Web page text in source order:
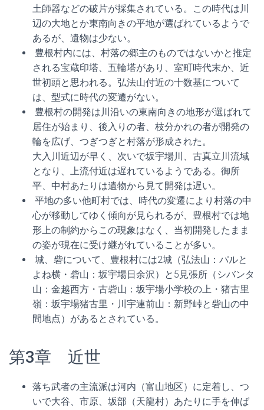
土師器などの破片が採集されている。この時代は川
辺の大地とか東南向きの平地が選ばれているようで
あるが、遺物は少ない。
豊根村内には、村落の郷主のものではないかと推定
される宝蔵印塔、五輪塔があり、室町時代末か、近
世初頭と思われる。弘法山付近の十数基について
は、型式に時代の変遷がない。
豊根村の開発は川沿いの東南向きの地形が選ばれて
居住が始まり、後入りの者、枝分かれの者が開発の
輪を広げ、つぎつぎと村落が形成された。
大入川近辺が早く、次いで坂宇場川、古真立川流域
となり、上流付近は遅れているようである。御所
平、中村あたりは遺物から見て開発は遅い。
平地の多い他町村では、時代の変遷により村落の中
心が移動してゆく傾向が見られるが、豊根村では地
形上の制約からこの現象はなく、当初開発したまま
の姿が現在に受け継がれていることが多い。
城、砦について、豊根村には2城（弘法山：パルと
よね横・砦山：坂宇場日余沢）と5見張所（シバンタ
山：金越西方・古砦山：坂宇場小学校の上・猪古里
嶺：坂宇場猪古里・川宇連前山：新野峠と砦山の中
間地点）があるとされている。
第3章 近世
落ち武者の主流派は河内（富山地区）に定着し、つ
いで大谷、市原、坂部（天龍村）あたりに手を伸ば